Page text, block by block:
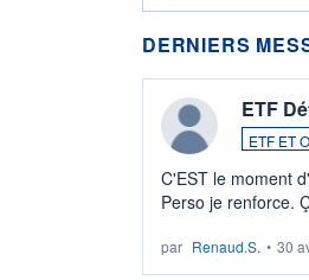
DERNIERS
ETF
ETF ET
C'EST le moment
Perso je renforce.
par Renaud.S. • 30